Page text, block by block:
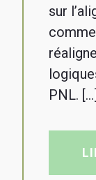
sur
PNL. […]